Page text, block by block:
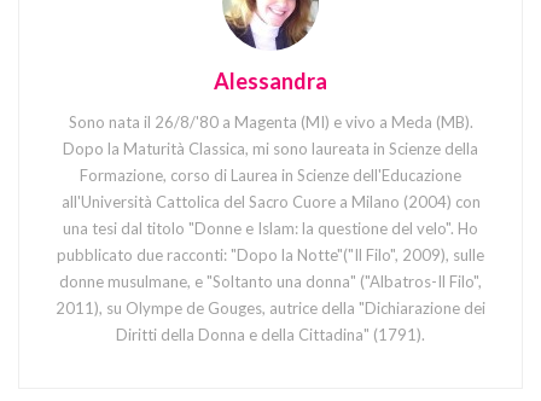
Alessandra
Sono nata il 26/8/'80 a Magenta (MI) e vivo a Meda (MB).
Dopo la Maturità Classica, mi sono laureata in Scienze della
Formazione, corso di Laurea in Scienze dell'Educazione
all'Università Cattolica del Sacro Cuore a Milano (2004) con
una tesi dal titolo "Donne e Islam: la questione del velo". Ho
pubblicato due racconti: "Dopo la Notte"("Il Filo", 2009), sulle
donne musulmane, e "Soltanto una donna" ("Albatros-Il Filo",
2011), su Olympe de Gouges, autrice della "Dichiarazione dei
Diritti della Donna e della Cittadina" (1791).